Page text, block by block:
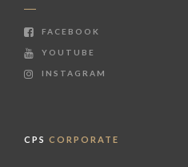
FACEBOOK
YOUTUBE
INSTAGRAM
CPS CORPORATE